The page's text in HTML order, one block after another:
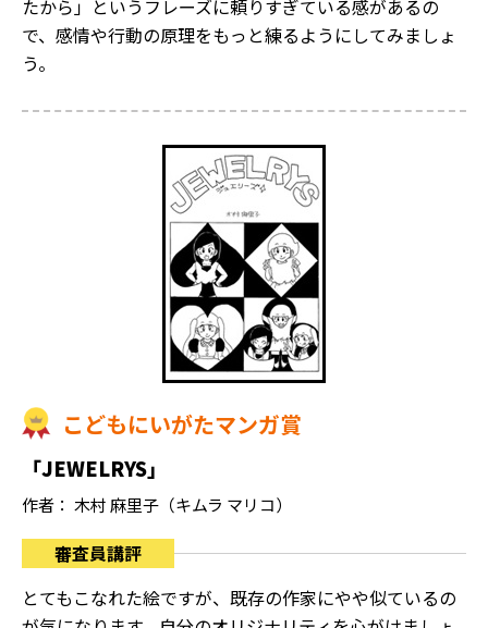
たから」というフレーズに頼りすぎている感があるの
で、感情や行動の原理をもっと練るようにしてみましょ
う。
こどもにいがたマンガ賞
「JEWELRYS」
作者： 木村 麻里子（キムラ マリコ）
審査員講評
とてもこなれた絵ですが、既存の作家にやや似ているの